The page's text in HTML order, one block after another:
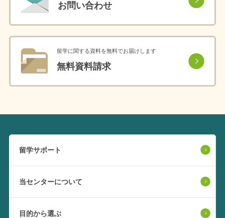
お問い合わせ
留学に関する資料を無料でお届けします
無料資料請求
留学サポート
当センターについて
目的から選ぶ